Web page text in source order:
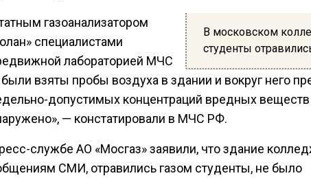
В московском
студенты
газоанализатором
специалистами
лабораторией МЧС
взяты пробы воздуха в здании и вокруг него
допустимых концентраций вредных веществ
— констатировали в МЧС РФ.
службе АО «Мосгаз» заявили, что здание
СМИ, отравились газом студенты, не было